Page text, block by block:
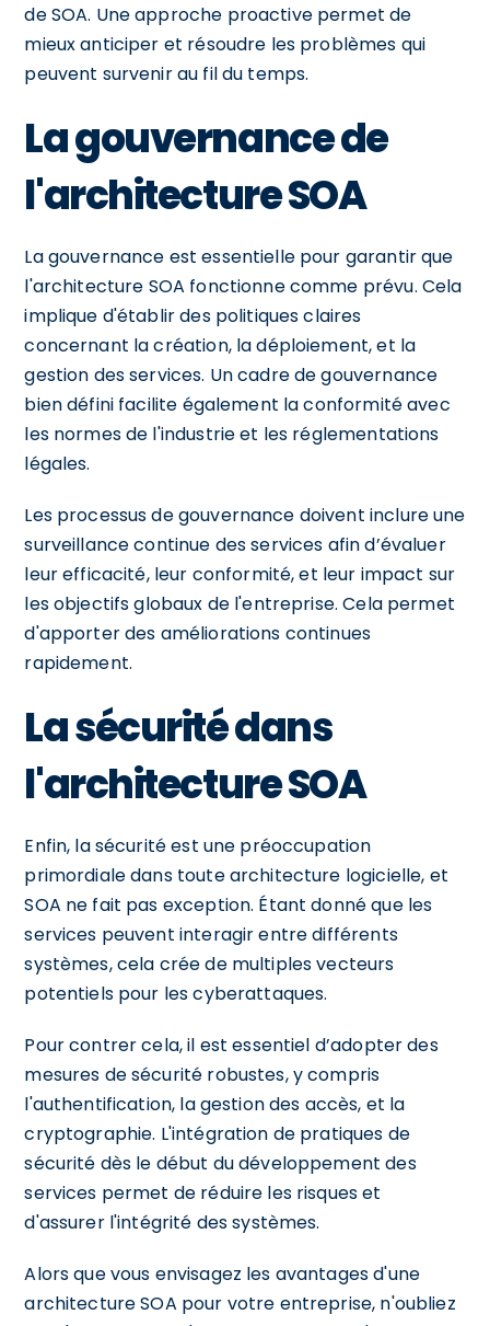
de SOA. Une approche proactive permet de
mieux anticiper et résoudre les problèmes qui
peuvent survenir au fil du temps.
La gouvernance de
l'architecture SOA
La gouvernance est essentielle pour garantir que
l'architecture SOA fonctionne comme prévu. Cela
implique d'établir des politiques claires
concernant la création, la déploiement, et la
gestion des services. Un cadre de gouvernance
bien défini facilite également la conformité avec
les normes de l'industrie et les réglementations
légales.
Les processus de gouvernance doivent inclure une
surveillance continue des services afin d’évaluer
leur efficacité, leur conformité, et leur impact sur
les objectifs globaux de l'entreprise. Cela permet
d'apporter des améliorations continues
rapidement.
La sécurité dans
l'architecture SOA
Enfin, la sécurité est une préoccupation
primordiale dans toute architecture logicielle, et
SOA ne fait pas exception. Étant donné que les
services peuvent interagir entre différents
systèmes, cela crée de multiples vecteurs
potentiels pour les cyberattaques.
Pour contrer cela, il est essentiel d’adopter des
mesures de sécurité robustes, y compris
l'authentification, la gestion des accès, et la
cryptographie. L'intégration de pratiques de
sécurité dès le début du développement des
services permet de réduire les risques et
d'assurer l'intégrité des systèmes.
Alors que vous envisagez les avantages d'une
architecture SOA pour votre entreprise, n'oubliez